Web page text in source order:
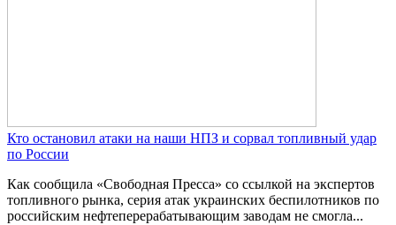
Кто остановил атаки на наши НПЗ и сорвал топливный удар
по России
Как сообщила «Свободная Пресса» со ссылкой на экспертов
топливного рынка, серия атак украинских беспилотников по
российским нефтеперерабатывающим заводам не смогла...